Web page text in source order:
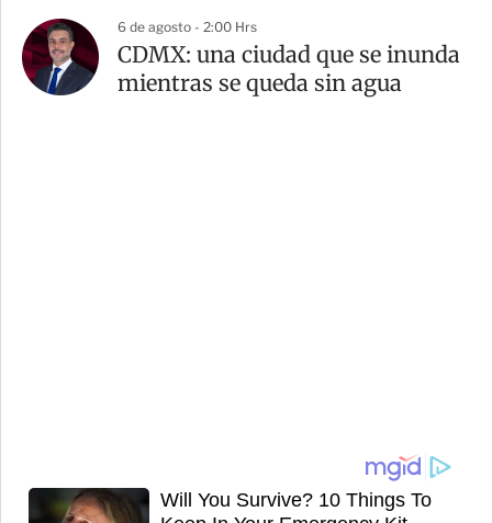
6 de agosto - 2:00 Hrs
CDMX: una ciudad que se inunda
mientras se queda sin agua